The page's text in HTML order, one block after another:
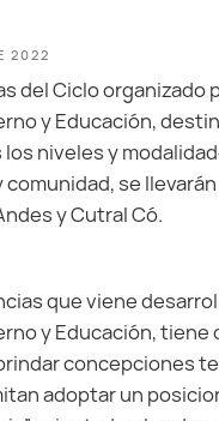
2022
del Ciclo organizado
y Educación,
niveles y
se
y Cutral Có.
que viene
y Educación, tiene
concepciones
adoptar un